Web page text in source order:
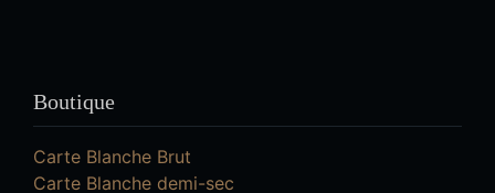
Boutique
Carte Blanche Brut
Carte Blanche demi-sec